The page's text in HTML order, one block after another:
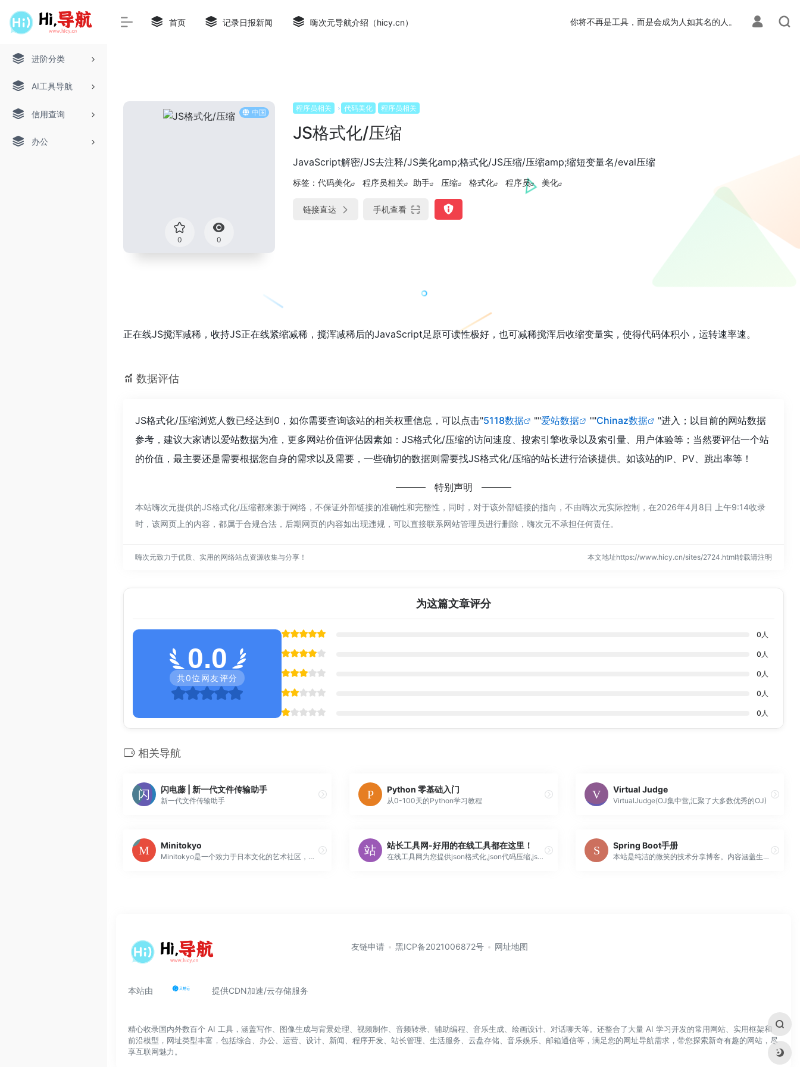
进阶分类
AI工具导航
信用查询
办公
首页 记录日报新闻 嗨次元导航介绍（hicy.cn） 你将不再是工具，而是会成为人如其名的人。
中国
0 0
程序员相关 代码美化 程序员相关
JS格式化/压缩
JavaScript解密/JS去注释/JS美化amp;格式化/JS压缩/压缩amp;缩短变量名/eval压缩
标签： 代码美化 程序员相关 助手 压缩 格式化 程序员 美化
链接直达 手机查看
正在线JS搅浑减稀，收持JS正在线紧缩减稀，搅浑减稀后的JavaScript足原可读性极好，也可减稀搅浑后收缩变量实，使得代码体积小，运转速率速。
数据评估
JS格式化/压缩浏览人数已经达到0，如你需要查询该站的相关权重信息，可以点击"5118数据 ""爱站数据 ""Chinaz数据
"进入；以目前的网站数据
参考，建议大家请以爱站数据为准，更多网站价值评估因素如：JS格式化/压缩的访问速度、搜索引擎收录以及索引量、用户体验等；当然要评估一个站
的价值，最主要还是需要根据您自身的需求以及需要，一些确切的数据则需要找JS格式化/压缩的站长进行洽谈提供。如该站的IP、PV、跳出率等！
特别声明
本站嗨次元提供的JS格式化/压缩都来源于网络，不保证外部链接的准确性和完整性，同时，对于该外部链接的指向，不由嗨次元实际控制，在2026年4月8日 上午9:14收录
时，该网页上的内容，都属于合规合法，后期网页的内容如出现违规，可以直接联系网站管理员进行删除，嗨次元不承担任何责任。
嗨次元致力于优质、实用的网络站点资源收集与分享！ 本文地址https://www.hicy.cn/sites/2724.html转载请注明
为这篇文章评分
0.0
共0位网友评分
0 人
0 人
0 人
0 人
0 人
相关导航
闪电藤 | 新一代文件传输助手
新一代文件传输助手
Python 零基础入门
从0-100天的Python学习教程
Virtual Judge
VirtualJudge(OJ集中营,汇聚了大多数优秀的OJ)
Minitokyo
Minitokyo是一个致力于日本文化的艺术社区，主要关注动漫壁纸，以及动漫杂志和艺术书籍的高质量扫描。您将需要一个帐户来下载壁纸和扫描件，所以现在就注册吧！
站长工具网-好用的在线工具都在这里！
在线工具网为您提供json格式化,json代码压缩,json校验解析,json数组解析,json转xml,xml转json,json解析,json在线解析,json在线解析及格式化,unix时间戳转换,CSS美化压缩,json美化,json格式化输出,json数组,json实体类,json视图等
Spring Boot手册
本站是纯洁的微笑的技术分享博客。内容涵盖生活故事、Java后端技术、SpringBoot、SpringCloud、微服务架构、大数据演进、高可用架构、中间件使用、系统监控等相关的研究与知识分享。
本站由 提供CDN加速/云存储服务
友链申请 黑ICP备2021006872号 网址地图
精心收录国内外数百个 AI 工具，涵盖写作、图像生成与背景处理、视频制作、音频转录、辅助编程、音乐生成、绘画设计、对话聊天等。还整合了大量 AI 学习开发的常用网站、实用框架和
前沿模型，网址类型丰富，包括综合、办公、运营、设计、新闻、程序开发、站长管理、生活服务、云盘存储、音乐娱乐、邮箱通信等，满足您的网址导航需求，带您探索新奇有趣的网站，尽
享互联网魅力。